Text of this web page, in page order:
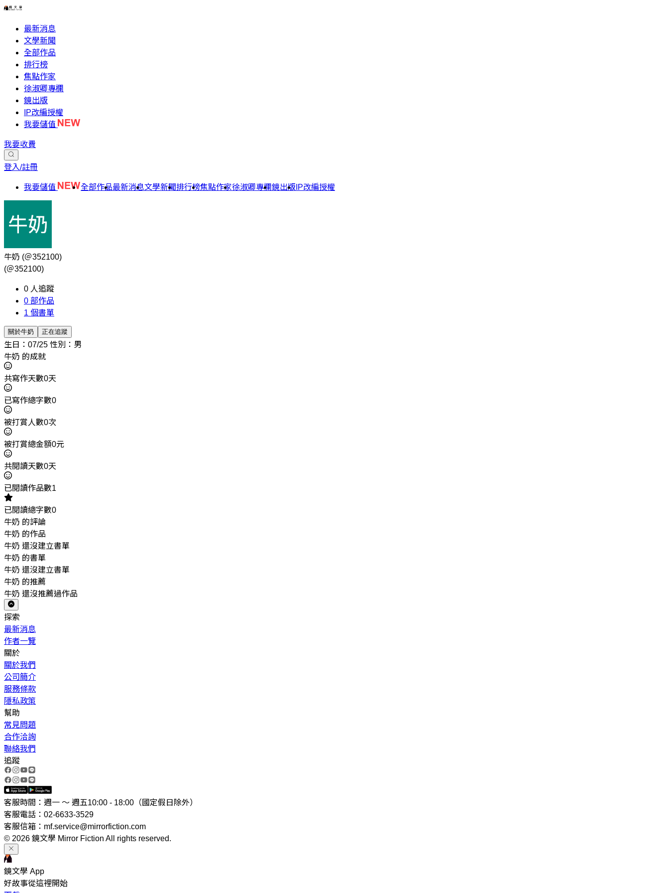
最新消息
文學新聞
全部作品
排行榜
焦點作家
徐淑卿專欄
鏡出版
IP改編授權
我要儲值
我要收費
登入/註冊
我要儲值 全部作品最新消息文學新聞排行榜焦點作家徐淑卿專欄鏡出版 IP改編授權
牛奶 (＠352100)
(＠352100)
0 人追蹤
0 部作品
1 個書單
關於牛奶 正在追蹤
生日：07/25 性別：男
牛奶 的成就
共寫作天數0天
已寫作總字數0
被打賞人數0次
被打賞總金額0元
共閱讀天數0天
已閱讀作品數1
已閱讀總字數0
牛奶 的評論
牛奶 的作品
牛奶 還沒建立書單
牛奶 的書單
牛奶 還沒建立書單
牛奶 的推薦
牛奶 還沒推薦過作品
探索
最新消息
作者一覽
關於
關於我們
公司簡介
服務條款
隱私政策
幫助
常見問題
合作洽詢
聯絡我們
追蹤
客服時間：週一 ～ 週五10:00 - 18:00（國定假日除外）
客服電話：02-6633-3529
客服信箱：mf.service@mirrorfiction.com
© 2026 鏡文學 Mirror Fiction All rights reserved.
鏡文學 App
好故事從這裡開始